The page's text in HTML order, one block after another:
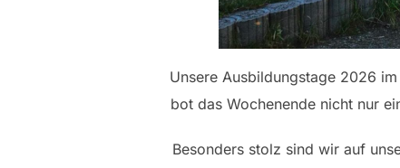
Unsere Ausbildungstage 2026
bot das Wochenende nicht nur
Besonders stolz sind wir auf